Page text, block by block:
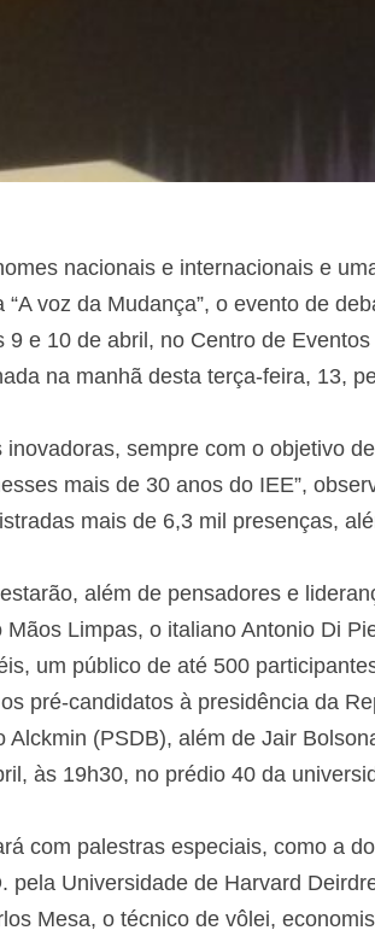
nacionais e internacionais e
voz da Mudança”, o evento de
e 10 de abril, no Centro de
na manhã desta terça-feira, 13,
sempre com o objetivo
mais de 30 anos do IEE”,
mais de 6,3 mil presenças,
além de pensadores e
Limpas, o italiano Antonio Di
um público de até 500
pré-candidatos à presidência da
(PSDB), além de Jair
às 19h30, no prédio 40 da
com palestras especiais, como a
pela Universidade de Harvard
Mesa, o técnico de vôlei,